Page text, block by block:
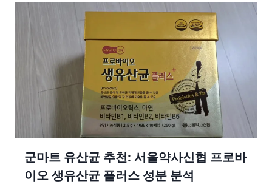
군마트 유산균 추천: 서울약사신협 프로바
이오 생유산균 플러스 성분 분석